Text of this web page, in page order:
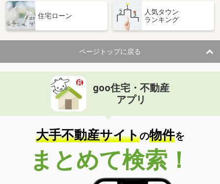
住宅ローン
人気タウン
ランキング
ページトップに戻る
goo住宅・不動産
アプリ
大手不動産サイトの物件を
まとめて検索！